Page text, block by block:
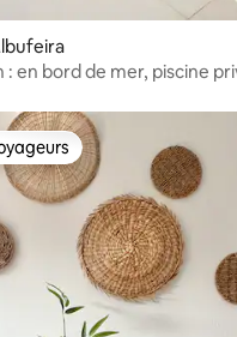
: en bord de mer, piscine